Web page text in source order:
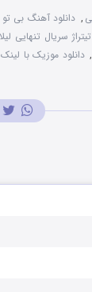
, دانلود آهنگ بی تو
سریال تنهایی
, دانلود موزیک با